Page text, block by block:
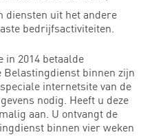
diensten uit het andere
bedrijfsactiviteiten.
in 2014 betaalde
binnen zijn
internetsite van de
nodig. Heeft u deze
aan. U ontvangt de
binnen vier weken